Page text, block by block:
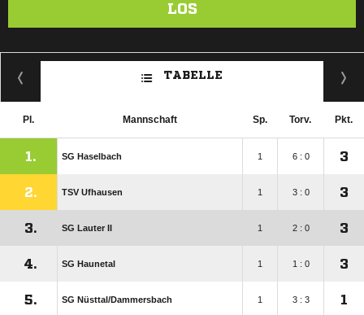
LOS
TABELLE
Pl. Mannschaft Sp. Torv. Pkt.
1. SG Haselbach 1 6 : 0 3
2. TSV Ufhausen 1 3 : 0 3
3. SG Lauter II 1 2 : 0 3
4. SG Haunetal 1 1 : 0 3
5. SG Nüsttal/​Dammersbach 1 3 : 3 1